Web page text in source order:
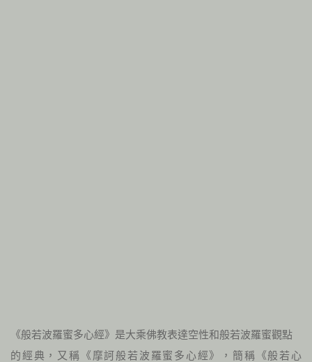
《般若波羅蜜多心經》是大乘佛教表達空性和般若波羅蜜觀點
的經典，又稱《摩訶般若波羅蜜多心經》，簡稱《般若心